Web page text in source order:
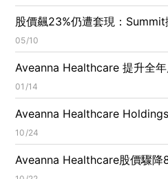
勇？
股價飆23%仍遭套現：
210萬股、套現約1,623萬美元
05/10
Aveanna Healthcare 提升全年
10%！
01/14
Aveanna Healthcare
漲130%，潛在增長能否持續？
10/24
Aveanna Healthcare股價驟降
發行價格定為每股9美元！